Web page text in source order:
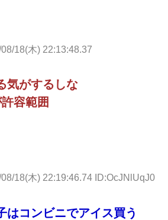
18(木) 22:13:48.37
気がするしな
容範囲
18(木) 22:19:46.74 ID:OcJNlUqJ0
はコンビニでアイス買う